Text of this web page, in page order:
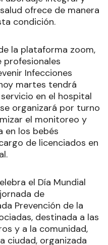
ofrece de manera
condición.
la plataforma zoom,
profesionales
Infecciones
martes tendrá
en el hospital
organizará por turno
el monitoreo y
en los bebés
de licenciados en
el Día Mundial
de
Prevención de la
destinada a las
y a la comunidad,
ciudad, organizada